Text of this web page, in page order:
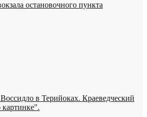
остановочного пункта
в Терийоках. Краеведческий